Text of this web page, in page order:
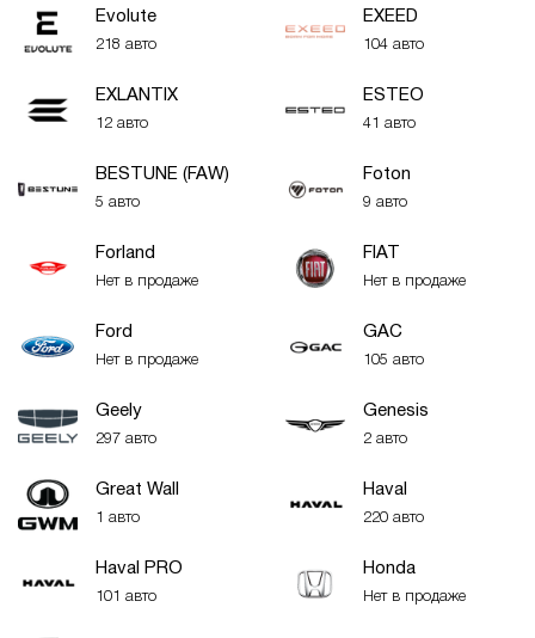
Evolute
218 авто
EXEED
104 авто
EXLANTIX
12 авто
ESTEO
41 авто
BESTUNE (FAW)
5 авто
Foton
9 авто
Forland
Нет в продаже
FIAT
Нет в продаже
Ford
Нет в продаже
GAC
105 авто
Geely
297 авто
Genesis
2 авто
Great Wall
1 авто
Haval
220 авто
Haval PRO
101 авто
Honda
Нет в продаже